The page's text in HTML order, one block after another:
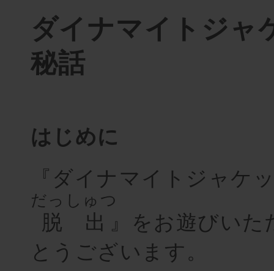
ダイナマイトジャ
秘話
はじめに
『ダイナマイトジャケ
脱出
だっしゅつ
』をお遊びい
とうございます。